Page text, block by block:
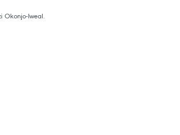
Okonjo-Iweal.